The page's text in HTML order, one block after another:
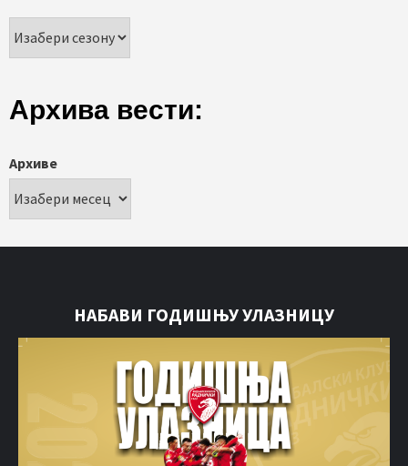
Архива вести:
Архиве
НАБАВИ ГОДИШЊУ УЛАЗНИЦУ